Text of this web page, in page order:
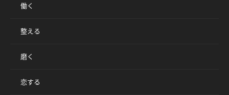
働く
整える
磨く
恋する